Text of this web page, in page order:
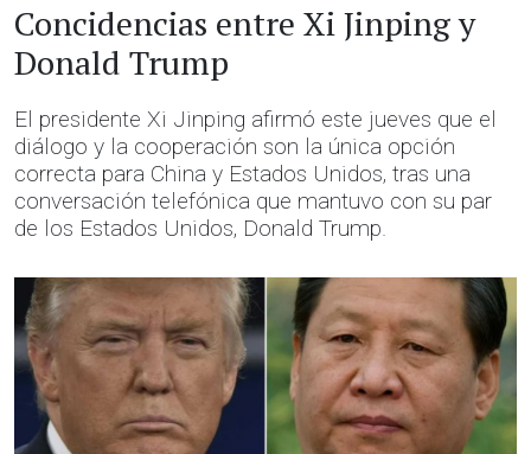
Concidencias entre Xi Jinping y
Donald Trump
El presidente Xi Jinping afirmó este jueves que el
diálogo y la cooperación son la única opción
correcta para China y Estados Unidos, tras una
conversación telefónica que mantuvo con su par
de los Estados Unidos, Donald Trump.